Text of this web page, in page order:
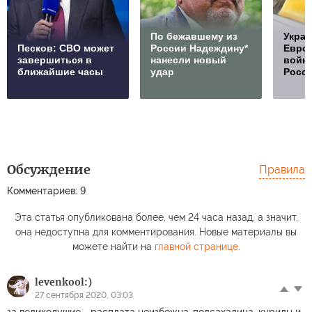
Песков: СВО может
завершиться в
ближайшие часы
По бежавшему из
России Надеждину*
нанесли новый
удар
Обсуждение
Комментариев: 9
Правила
Эта статья опубликована более, чем 24 часа назад, а значит,
она недоступна для комментирования. Новые материалы вы
можете найти на главной странице.
levenkool:)
27 сентября 2020, 03:03